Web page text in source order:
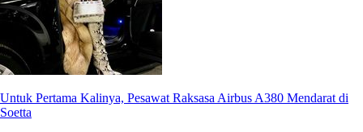
Untuk Pertama Kalinya, Pesawat Raksasa Airbus A380 Mendarat di
Soetta